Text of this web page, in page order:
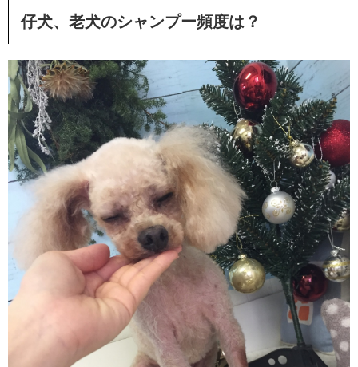
仔犬、老犬のシャンプー頻度は？